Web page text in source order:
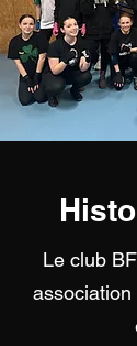
Le club